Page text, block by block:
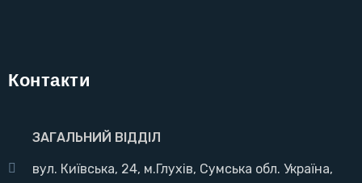
Контакти
ЗАГАЛЬНИЙ ВІДДІЛ
вул. Київська, 24, м.Глухів, Сумська обл. Україна,